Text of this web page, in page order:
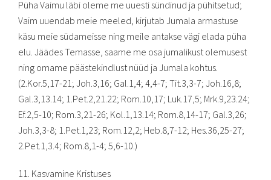
Püha Vaimu läbi oleme me uuesti sündinud ja pühitsetud;
Vaim uuendab meie meeled, kirjutab Jumala armastuse
käsu meie südameisse ning meile antakse vägi elada püha
elu. Jäädes Temasse, saame me osa jumalikust olemusest
ning omame päästekindlust nüüd ja Jumala kohtus.
(2.Kor.5,17-21; Joh.3,16; Gal.1,4; 4,4-7; Tit.3,3-7; Joh.16,8;
Gal.3,13.14; 1.Pet.2,21.22; Rom.10,17; Luk.17,5; Mrk.9,23.24;
Ef.2,5-10; Rom.3,21-26; Kol.1,13.14; Rom.8,14-17; Gal.3,26;
Joh.3,3-8; 1.Pet.1,23; Rom.12,2; Heb.8,7-12; Hes.36,25-27;
2.Pet.1,3.4; Rom.8,1-4; 5,6-10.)
11. Kasvamine Kristuses